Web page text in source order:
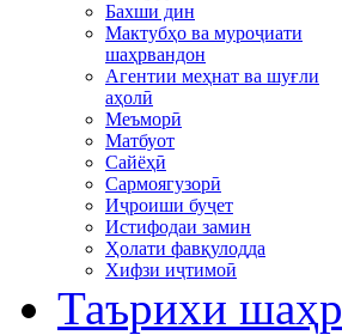
Бахши дин
Мактубҳо ва муроҷиати
шаҳрвандон
Агентии меҳнат ва шуғли
аҳолӣ
Меъморӣ
Матбуот
Сайёҳӣ
Сармоягузорӣ
Иҷроиши буҷет
Истифодаи замин
Ҳолати фавқулодда
Хифзи иҷтимоӣ
Таърихи шаҳр